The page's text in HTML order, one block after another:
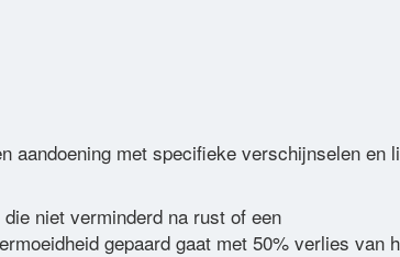
aandoening met specifieke verschijnselen en
niet verminderd na rust of een
gepaard gaat met 50% verlies van